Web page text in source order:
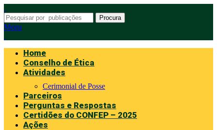
Procura
Menu
Home
Conselho de Ética
Atividades
Cerimonial de Posse
Parceiros
Perguntas e Respostas
Certidões do CONFEP – 2025
Ações